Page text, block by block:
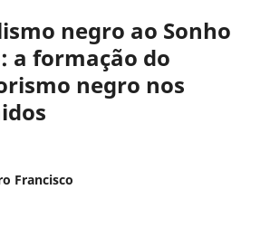
negro ao Sonho
a formação do
negro nos
Francisco